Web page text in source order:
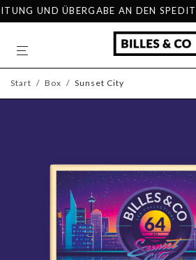
UND ÜBERGABE AN DEN
Start / Box / Sunset City